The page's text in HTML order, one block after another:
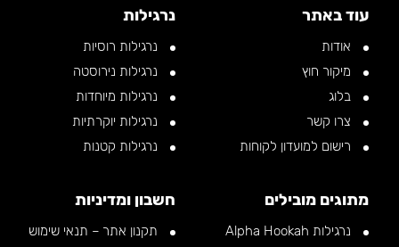
עוד באתר
אודות
מיקור חוץ
בלוג
צרו קשר
רישום למועדון לקוחות
נרגילות
נרגילות רוסיות
נרגילות נירוסטה
נרגילות מיוחדות
נרגילות יוקרתיות
נרגילות קטנות
מתוגים מובילים
נרגילות Alpha Hookah
חשבון ומדיניות
תקנון אתר – תנאי שימוש